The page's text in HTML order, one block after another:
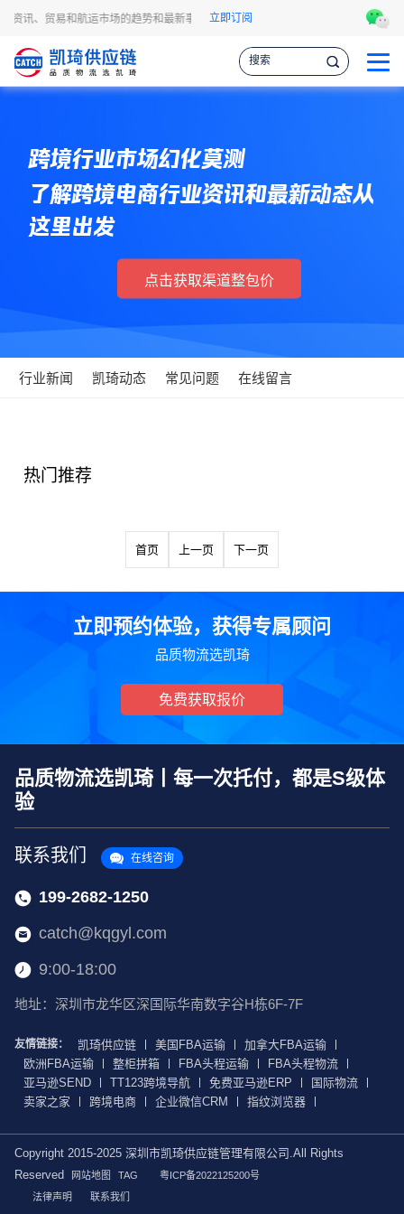
资讯、贸易和航运市场的趋势和最新事件，让您掌握各种情报，作出更明智的供应
立即订阅
跨境行业市场幻化莫测
了解跨境电商行业资讯和最新动态从
这里出发
点击获取渠道整包价
行业新闻 凯琦动态 常见问题 在线留言
热门推荐
首页 上一页 下一页
立即预约体验，获得专属顾问
品质物流选凯琦
免费获取报价
品质物流选凯琦丨每一次托付，都是S级体
验
联系我们 在线咨询
199-2682-1250
catch@kqgyl.com
9:00-18:00
地址：深圳市龙华区深国际华南数字谷H栋6F-7F
友情链接： 凯琦供应链 美国FBA运输
加拿大FBA运输
欧洲FBA运输
整柜拼箱 FBA头程运输
FBA头程物流
亚马逊SEND
TT123跨境导航 免费亚马逊ERP
国际物流
卖家之家
跨境电商 企业微信CRM 指纹浏览器
Copyright 2015-2025 深圳市凯琦供应链管理有限公司.All Rights
Reserved
网站地图 TAG
粤ICP备2022125200号
法律声明
联系我们